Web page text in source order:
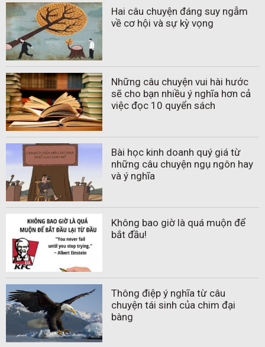
Hai câu chuyện đáng suy ngẫm
về cơ hội và sự kỳ vọng
Những câu chuyện vui hài hước
sẽ cho bạn nhiều ý nghĩa hơn cả
việc đọc 10 quyển sách
Bài học kinh doanh quý giá từ
những câu chuyện ngụ ngôn hay
và ý nghĩa
Không bao giờ là quá muộn để
bắt đầu!
Thông điệp ý nghĩa từ câu
chuyện tái sinh của chim đại
bàng